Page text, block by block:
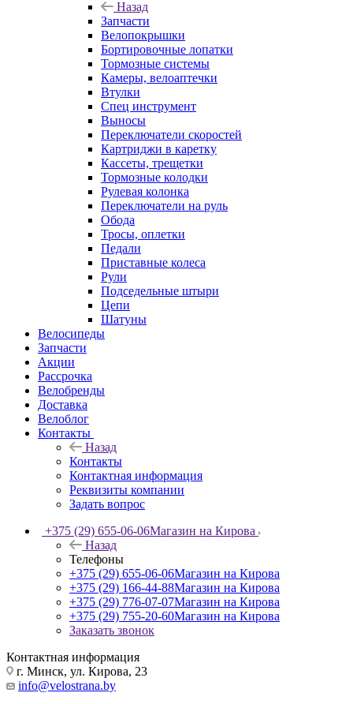
Назад
Запчасти
Велопокрышки
Бортировочные лопатки
Тормозные системы
Камеры, велоаптечки
Втулки
Спец инструмент
Выносы
Переключатели скоростей
Картриджи в каретку
Кассеты, трещетки
Тормозные колодки
Рулевая колонка
Переключатели на руль
Обода
Тросы, оплетки
Педали
Приставные колеса
Рули
Подседельные штыри
Цепи
Шатуны
Велосипеды
Запчасти
Акции
Рассрочка
Велобренды
Доставка
Велоблог
Контакты
Назад
Контакты
Контактная информация
Реквизиты компании
Задать вопрос
+375 (29) 655-06-06Магазин на Кирова
Назад
Телефоны
+375 (29) 655-06-06Магазин на Кирова
+375 (29) 166-44-88Магазин на Кирова
+375 (29) 776-07-07Магазин на Кирова
+375 (29) 755-20-60Магазин на Кирова
Заказать звонок
Контактная информация
г. Минск, ул. Кирова, 23
info@velostrana.by